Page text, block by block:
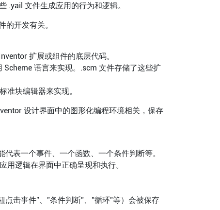
.yail 文件生成应用的行为和逻辑。
开发有关。
扩展或组件的底层代码。
语言来实现。.scm 文件存储了这些扩
准块编辑器来实现。
设计界面中的图形化编程环境相关，保存
表一个事件、一个函数、一个条件判断等。
逻辑在界面中正确呈现和执行。
击事件”、”条件判断”、”循环”等）会被保存